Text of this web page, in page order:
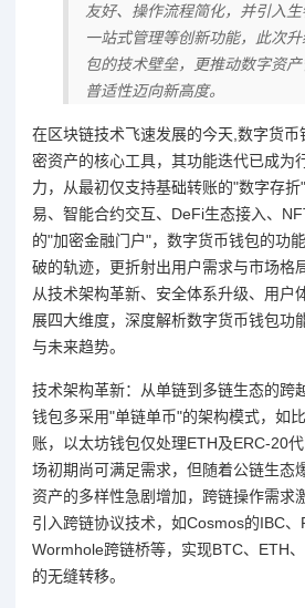
友好、操作流程简化，并引入
一站式管理等创新功能，此次
包的技术壁垒，更推动数字资
普适性迈向新高度。
在区块链技术飞速发展的今天,数字货
密资产的核心工具，其功能迭代已成为
力，从最初仅支持基础转账的"数字存
易、智能合约交互、DeFi生态接入、
的"加密金融门户"，数字货币钱包的功
破的轨迹，更折射出用户需求与市场格
从技术架构革新、安全体系升级、用户
展四大维度，深度解析数字货币钱包功
与未来趋势。
技术架构革新：从单链到多链生态的跨
钱包多采用"单链单币"的架构模式，如
账，以太坊钱包仅处理ETH及ERC-20
场初期尚可满足需求，但随着公链生态
资产的多样性急剧增加，跨链操作需求
引入跨链协议技术，如Cosmos的IBC、
Wormhole跨链桥等，实现BTC、ETH
的无缝转移。